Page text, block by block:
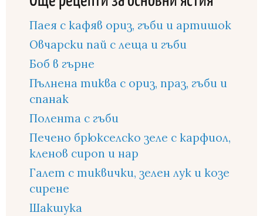
Паея с кафяв ориз, гъби и артишок
Овчарски пай с леща и гъби
Боб в гърне
Пълнена тиква с ориз, праз, гъби и
спанак
Полента с гъби
Печено брюкселско зеле с карфиол,
кленов сироп и нар
Галет с тиквички, зелен лук и козе
сирене
Шакшука